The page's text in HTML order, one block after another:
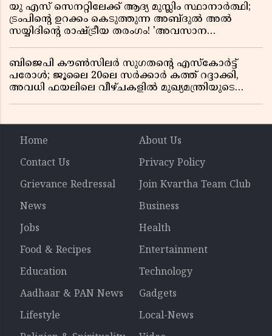
യു എസ് സെനറ്റിലേക്ക് ആദ്യ മുസ്ലിം സ്ഥാനാർത്ഥി;
ട്രംപിന്റെ ഉറക്കം കെടുത്തുന്ന അബ്ദുൽ അൽ
സയ്യിദിന്റെ രാഷ്ട്രീയ തരംഗം! 'അവസാന
ബിജെപി കൗൺസിലർ സുഗതന്റെ എസ്‌കോർട്ട്
പരോൾ; ജൂലൈ 20ലെ സർക്കാർ കത്ത് റദ്ദാക്കി,
അവധി ഫയലിലെ വീഴ്ചകളിൽ മുഖ്യമന്ത്രിയുടെ
Home
About Us
Contact Us
Privacy Policy
Grievance Redressal
Join Kvartha Team Club
News
Business
Jobs
Health
Food & Recipes
Entertainment
Education
Technology
Aadhaar & PAN News
Gadgets
Lifestyle
Local-News